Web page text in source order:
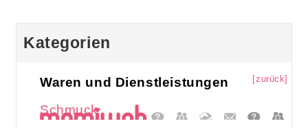
Kategorien
Waren und Dienstleistungen [zurück]
Schmuck